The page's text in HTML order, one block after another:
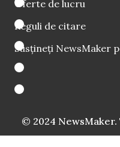
Oferte de lucru
Reguli de citare
Susțineți NewsMaker
© 2024